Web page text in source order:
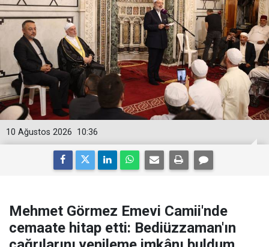
10:36
10 Ağustos 2026
Mehmet Görmez Emevi Camii'nde
cemaate hitap etti: Bediüzzaman'ın